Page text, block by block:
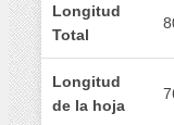
Longitud
Total
Longitud
de la hoja